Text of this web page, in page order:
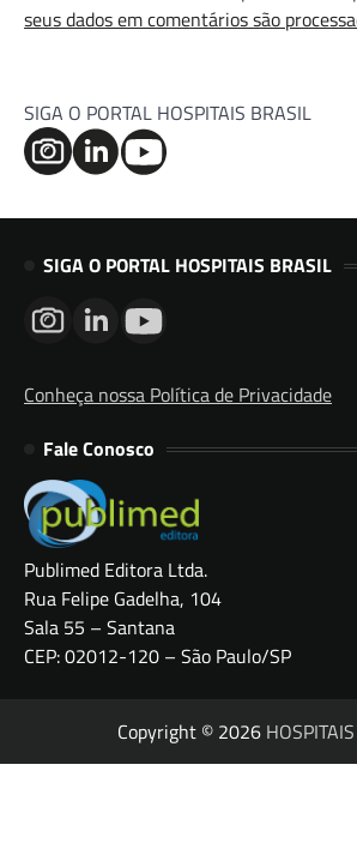
seus dados em comentários são
SIGA O PORTAL HOSPITAIS BRASIL
SIGA O PORTAL HOSPITAIS BRASIL
Conheça nossa Política de Privacidade
Fale Conosco
Publimed Editora Ltda.
Rua Felipe Gadelha, 104
Sala 55 – Santana
CEP: 02012-120 – São Paulo/SP
Copyright © 2026